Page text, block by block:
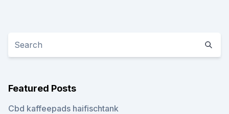
Featured Posts
Cbd kaffeepads haifischtank